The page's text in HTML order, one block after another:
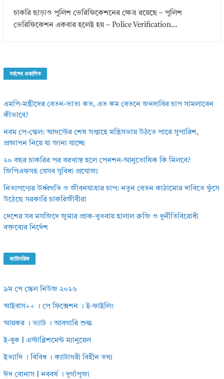
চাকরি ছাড়াও পুলিশ ভেরিফিকেশনের ক্ষেত্র রয়েছে – পুলিশ
ভেরিফিকেশন একবার হলেই হয় – Police Verification…
সর্বশেষ প্রকাশিত
এমপি-মন্ত্রীদের বেতন-ভাতা কত, এত কম বেতনে জনদাবির চাপ সামলাবেন
কীভাবে?
নবম পে-স্কেল: আগস্টের শেষ সপ্তাহে মন্ত্রিসভায় উঠতে পারে সুপারিশ,
প্রজ্ঞাপন নিয়ে যা জানা যাচ্ছে
২০ বছর চাকরির পর বরখাস্ত হলে পেনশন-আনুতোষিক কি মিলবে?
জিপিএফসহ যেসব সুবিধা প্রযোজ্য
নিত্যপণ্যের ঊর্ধ্বগতি ও জীবনযাত্রার চাপ: নতুন বেতন কাঠামোর দাবিতে ফুঁসে
উঠেছে সরকারি চাকরিজীবীরা
দেশের সব মসজিদে জুমার প্রাক-খুতবায় হালাল রুজি ও দুর্নীতিবিরোধী
বক্তব্যের নির্দেশ
ক্যাটাগরিজ
৯ম পে স্কেল নিউজ ২০২৬
আইবাস++ । পে ফিক্সেশন । ই-ফাইলিং
আয়কর । ভ্যাট । আবগারি শুল্ক
ই-বুক I এস্টাব্লিশমেন্ট ম্যানুয়েল
ইত্যাদি । বিবিধ । ক্যাটাগরী বিহীন তথ্য
ঈদ বোনাস I নববর্ষ । দূর্গাপূজা